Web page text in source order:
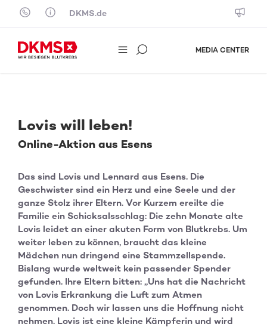
Skip to content
DKMS.de
MEDIA CENTER
Lovis will leben!
Online-Aktion aus Esens
Das sind Lovis und Lennard aus Esens. Die
Geschwister sind ein Herz und eine Seele und der
ganze Stolz ihrer Eltern. Vor Kurzem ereilte die
Familie ein Schicksalsschlag: Die zehn Monate alte
Lovis leidet an einer akuten Form von Blutkrebs. Um
weiter leben zu können, braucht das kleine
Mädchen nun dringend eine Stammzellspende.
Bislang wurde weltweit kein passender Spender
gefunden. Ihre Eltern bitten: „Uns hat die Nachricht
von Lovis Erkrankung die Luft zum Atmen
genommen. Doch wir lassen uns die Hoffnung nicht
nehmen. Lovis ist eine kleine Kämpferin und wird